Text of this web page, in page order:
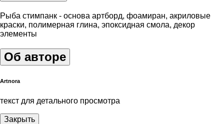
Рыба стимпанк - основа артборд, фоамиран, акриловые
краски, полимерная глина, эпоксидная смола, декор
элементы
Об авторе
Artnora
текст для детального просмотра
Закрыть